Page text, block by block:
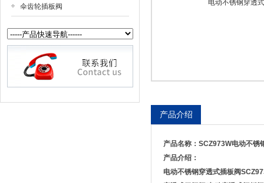
伞齿轮插板阀
产品介绍
产品名称： SCZ973W电动不锈
产品介绍：
电动不锈钢穿透式插板阀